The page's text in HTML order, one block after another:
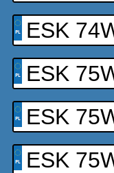
ESK
ESK
ESK
ESK